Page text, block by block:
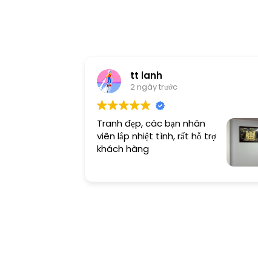
tt lanh
2 ngày trước
Tranh đẹp, các bạn nhân
viên lắp nhiệt tình, rất hỗ trợ
khách hàng